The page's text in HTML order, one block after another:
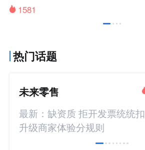
1581
热门话题
未来零售
最新：缺资质 拒开发票统统
升级商家体验分规则